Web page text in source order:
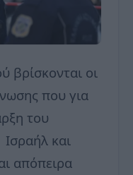
βρίσκονται οι
που για
του
και
απόπειρα